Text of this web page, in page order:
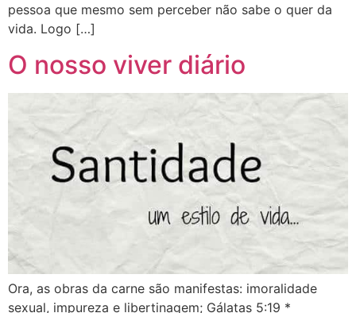
pessoa que mesmo sem perceber não sabe o quer da
vida. Logo […]
O nosso viver diário
Ora, as obras da carne são manifestas: imoralidade
sexual, impureza e libertinagem; Gálatas 5:19 *